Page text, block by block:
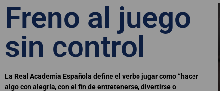
Freno al juego
sin control
La Real Academia Española define el verbo jugar como “hacer
algo con alegría, con el fin de entretenerse, divertirse o